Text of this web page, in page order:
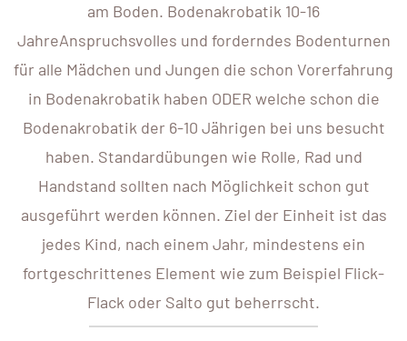
am Boden. Bodenakrobatik 10-16
JahreAnspruchsvolles und forderndes Bodenturnen
für alle Mädchen und Jungen die schon Vorerfahrung
in Bodenakrobatik haben ODER welche schon die
Bodenakrobatik der 6-10 Jährigen bei uns besucht
haben. Standardübungen wie Rolle, Rad und
Handstand sollten nach Möglichkeit schon gut
ausgeführt werden können. Ziel der Einheit ist das
jedes Kind, nach einem Jahr, mindestens ein
fortgeschrittenes Element wie zum Beispiel Flick-
Flack oder Salto gut beherrscht.